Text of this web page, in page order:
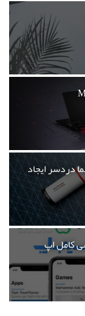
دردسر ایجاد
کامل اپ